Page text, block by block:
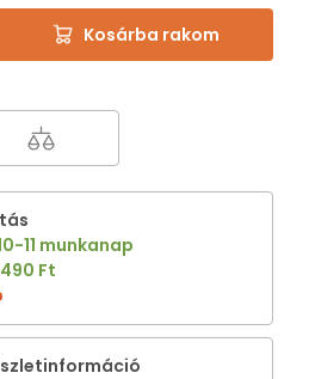
Kosárba rakom
11 munkanap
490 Ft